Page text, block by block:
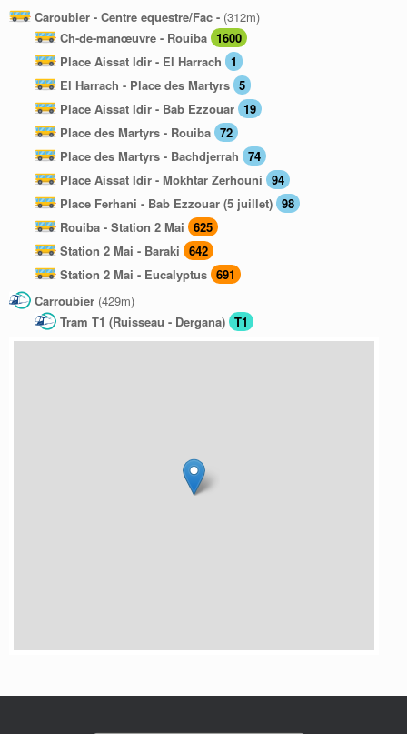
Caroubier - Centre equestre/Fac - (312m)
Ch-de-manœuvre - Rouiba 1600
Place Aissat Idir - El Harrach 1
El Harrach - Place des Martyrs 5
Place Aissat Idir - Bab Ezzouar 19
Place des Martyrs - Rouiba 72
Place des Martyrs - Bachdjerrah 74
Place Aissat Idir - Mokhtar Zerhouni 94
Place Ferhani - Bab Ezzouar (5 juillet) 98
Rouiba - Station 2 Mai 625
Station 2 Mai - Baraki 642
Station 2 Mai - Eucalyptus 691
Carroubier (429m)
Tram T1 (Ruisseau - Dergana) T1